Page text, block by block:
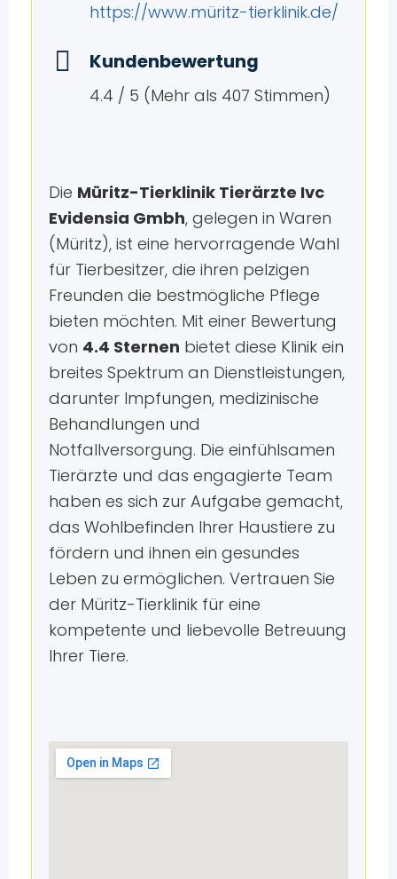
https://www.müritz-tierklinik.de/
Kundenbewertung
4.4 / 5 (Mehr als 407 Stimmen)
Die Müritz-Tierklinik Tierärzte Ivc
Evidensia Gmbh, gelegen in Waren
(Müritz), ist eine hervorragende Wahl
für Tierbesitzer, die ihren pelzigen
Freunden die bestmögliche Pflege
bieten möchten. Mit einer Bewertung
von 4.4 Sternen bietet diese Klinik ein
breites Spektrum an Dienstleistungen,
darunter Impfungen, medizinische
Behandlungen und
Notfallversorgung. Die einfühlsamen
Tierärzte und das engagierte Team
haben es sich zur Aufgabe gemacht,
das Wohlbefinden Ihrer Haustiere zu
fördern und ihnen ein gesundes
Leben zu ermöglichen. Vertrauen Sie
der Müritz-Tierklinik für eine
kompetente und liebevolle Betreuung
Ihrer Tiere.